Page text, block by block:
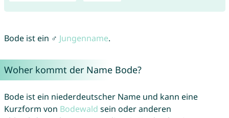
Bode ist ein ♂ Jungenname.
Woher kommt der Name Bode?
Bode ist ein niederdeutscher Name und kann eine
Kurzform von Bodewald sein oder anderen